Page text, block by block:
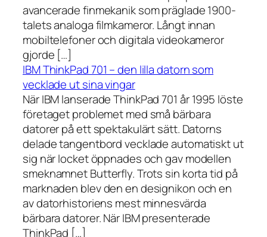
avancerade finmekanik som präglade 1900-
talets analoga filmkameror. Långt innan
mobiltelefoner och digitala videokameror
gjorde […]
IBM ThinkPad 701 – den lilla datorn som
vecklade ut sina vingar
När IBM lanserade ThinkPad 701 år 1995 löste
företaget problemet med små bärbara
datorer på ett spektakulärt sätt. Datorns
delade tangentbord vecklade automatiskt ut
sig när locket öppnades och gav modellen
smeknamnet Butterfly. Trots sin korta tid på
marknaden blev den en designikon och en
av datorhistoriens mest minnesvärda
bärbara datorer. När IBM presenterade
ThinkPad […]